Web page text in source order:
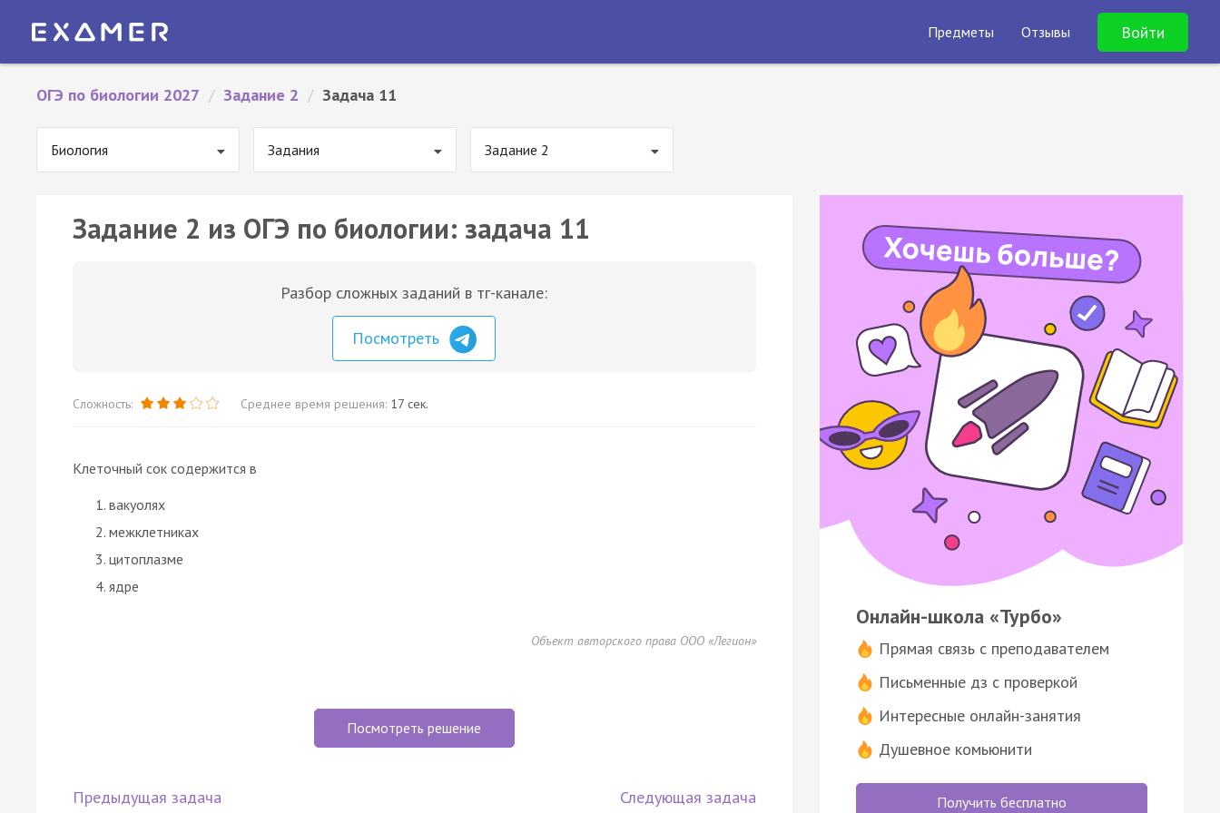
Предметы Отзывы Войти
ОГЭ по биологии 2027 / Задание 2 / Задача 11
Биология Задания Задание 2
Задание 2 из ОГЭ по биологии: задача 11
Разбор сложных заданий в тг-канале:
Посмотреть
Сложность: Среднее время решения: 17 сек.
Клеточный сок содержится в
вакуолях
межклетниках
цитоплазме
ядре
Объект авторского права ООО «Легион»
Посмотреть решение
Предыдущая задача Следующая задача
Онлайн-школа «Турбо»
Прямая связь с преподавателем
Письменные дз с проверкой
Интересные онлайн-занятия
Душевное комьюнити
Получить бесплатно